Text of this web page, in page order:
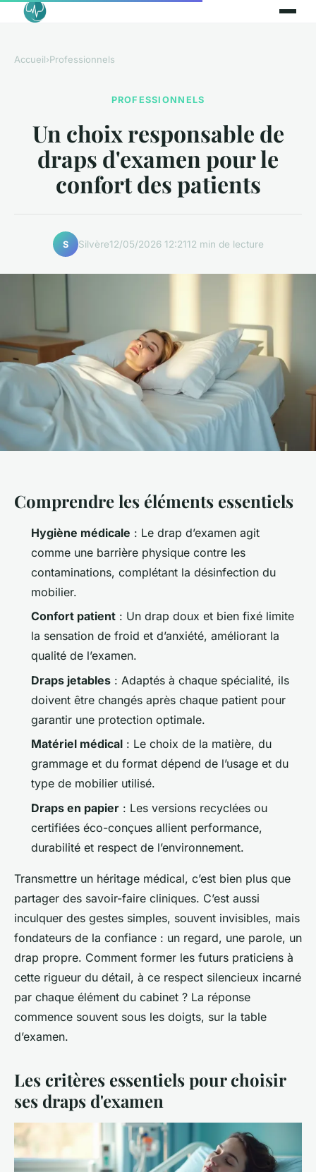
Accueil›Professionnels
PROFESSIONNELS
Un choix responsable de
draps d'examen pour le
confort des patients
S Silvère12/05/2026 12:2112 min de lecture
Comprendre les éléments essentiels
Hygiène médicale : Le drap d’examen agit
comme une barrière physique contre les
contaminations, complétant la désinfection du
mobilier.
Confort patient : Un drap doux et bien fixé limite
la sensation de froid et d’anxiété, améliorant la
qualité de l’examen.
Draps jetables : Adaptés à chaque spécialité, ils
doivent être changés après chaque patient pour
garantir une protection optimale.
Matériel médical : Le choix de la matière, du
grammage et du format dépend de l’usage et du
type de mobilier utilisé.
Draps en papier : Les versions recyclées ou
certifiées éco-conçues allient performance,
durabilité et respect de l’environnement.
Transmettre un héritage médical, c’est bien plus que
partager des savoir-faire cliniques. C’est aussi
inculquer des gestes simples, souvent invisibles, mais
fondateurs de la confiance : un regard, une parole, un
drap propre. Comment former les futurs praticiens à
cette rigueur du détail, à ce respect silencieux incarné
par chaque élément du cabinet ? La réponse
commence souvent sous les doigts, sur la table
d’examen.
Les critères essentiels pour choisir
ses draps d'examen